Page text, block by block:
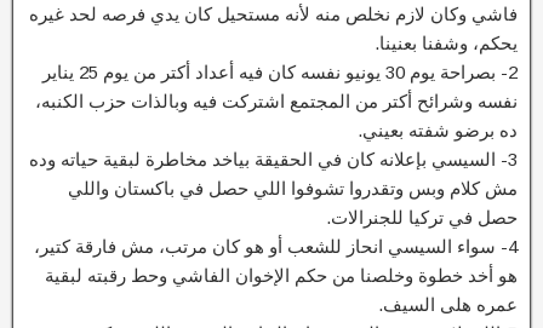
فاشي وكان لازم نخلص منه لأنه مستحيل كان يدي فرصه لحد غيره
يحكم، وشفنا بعنينا.
2- بصراحة يوم 30 يونيو نفسه كان فيه أعداد أكتر من يوم 25 يناير
نفسه وشرائح أكتر من المجتمع اشتركت فيه وبالذات حزب الكنبه،
ده برضو شفته بعيني.
3- السيسي بإعلانه كان في الحقيقة بياخد مخاطرة لبقية حياته وده
مش كلام وبس وتقدروا تشوفوا اللي حصل في باكستان واللي
حصل في تركيا للجنرالات.
4- سواء السيسي انحاز للشعب أو هو كان مرتب، مش فارقة كتير،
هو أخد خطوة وخلصنا من حكم الإخوان الفاشي وحط رقبته لبقية
عمره هلى السيف.